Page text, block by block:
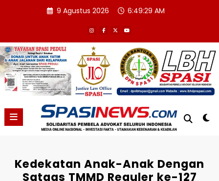
9 Agustus 2026 6:49:29 AM
Kedekatan Anak-Anak Dengan
Satgas TMMD Reguler ke-127